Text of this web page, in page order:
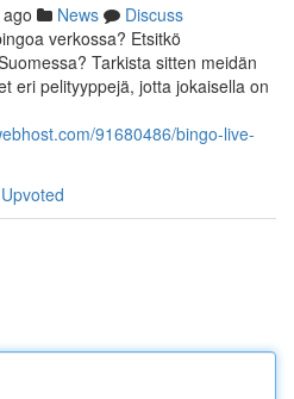
News
Discuss
verkossa? Etsitkö
Tarkista sitten meidän
eri pelityyppejä, jotta jokaisella on
91680486/bingo-live-